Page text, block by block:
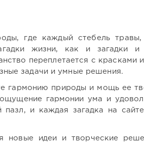
где каждый стебель
жизни, как и загадки
переплетается с красками
задачи и умные решения.
гармонию природы и мощь ее
гармонии ума и
и каждая загадка на
идеи и творческие